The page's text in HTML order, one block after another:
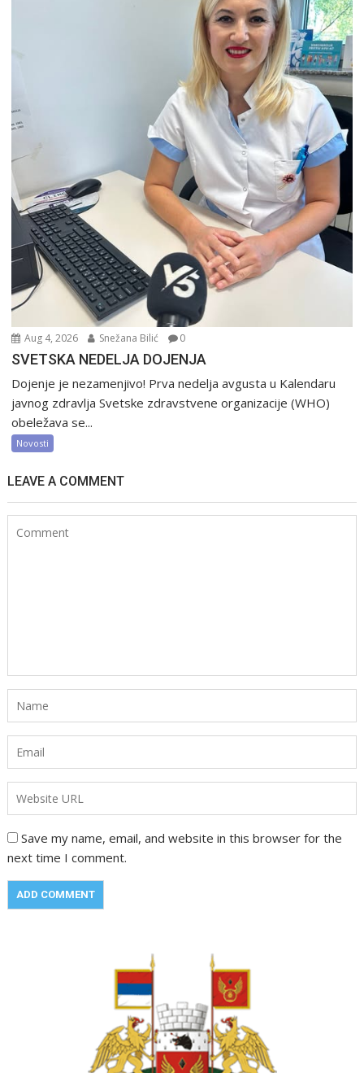
Aug 4, 2026 Snežana Bilić 0
SVETSKA NEDELJA DOJENJA
Dojenje je nezamenjivo! Prva nedelja avgusta u Kalendaru
javnog zdravlja Svetske zdravstvene organizacije (WHO)
obeležava se...
Novosti
LEAVE A COMMENT
Save my name, email, and website in this browser for the
next time I comment.